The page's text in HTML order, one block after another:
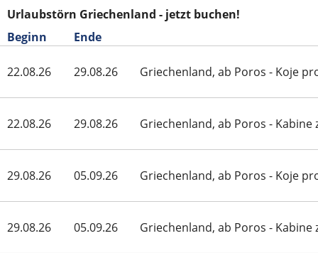
Urlaubstörn Griechenland - jetzt buchen!
Beginn
Ende
22.08.26 29.08.26 Griechenland, ab Poros - Koje
22.08.26 29.08.26 Griechenland, ab Poros - Kabine
29.08.26 05.09.26 Griechenland, ab Poros - Koje
29.08.26 05.09.26 Griechenland, ab Poros - Kabine